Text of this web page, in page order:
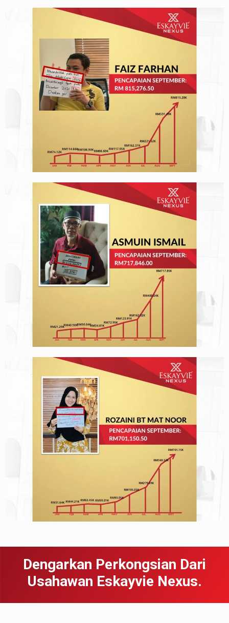
Dengarkan Perkongsian Dari
Usahawan Eskayvie Nexus.